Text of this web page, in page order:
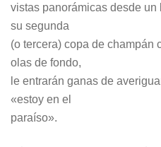
vistas panorámicas desde un
su segunda
(o tercera) copa de champán
olas de fondo,
le entrarán ganas de
«estoy en el
paraíso».